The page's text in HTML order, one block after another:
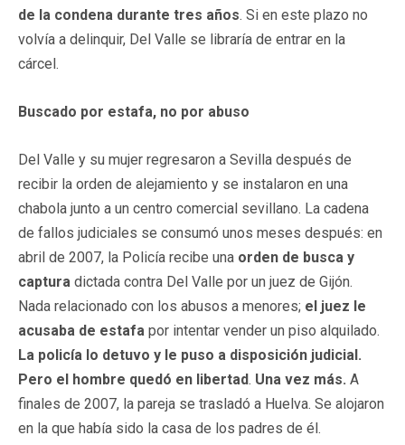
de la condena durante tres años. Si en este plazo no
volvía a delinquir, Del Valle se libraría de entrar en la
cárcel.
Buscado por estafa, no por abuso
Del Valle y su mujer regresaron a Sevilla después de
recibir la orden de alejamiento y se instalaron en una
chabola junto a un centro comercial sevillano. La cadena
de fallos judiciales se consumó unos meses después: en
abril de 2007, la Policía recibe una orden de busca y
captura dictada contra Del Valle por un juez de Gijón.
Nada relacionado con los abusos a menores; el juez le
acusaba de estafa por intentar vender un piso alquilado.
La policía lo detuvo y le puso a disposición judicial.
Pero el hombre quedó en libertad. Una vez más. A
finales de 2007, la pareja se trasladó a Huelva. Se alojaron
en la que había sido la casa de los padres de él.